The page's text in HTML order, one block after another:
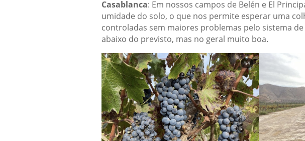
Casablanca: Em nossos campos de Belén e El
umidade do solo, o que nos permite esperar uma
controladas sem maiores problemas pelo sistema
abaixo do previsto, mas no geral muito boa.